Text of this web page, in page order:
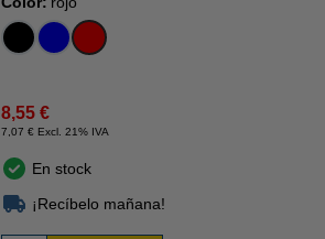
8,55 €
7,07 € Excl. 21% IVA
En stock
¡Recíbelo mañana!